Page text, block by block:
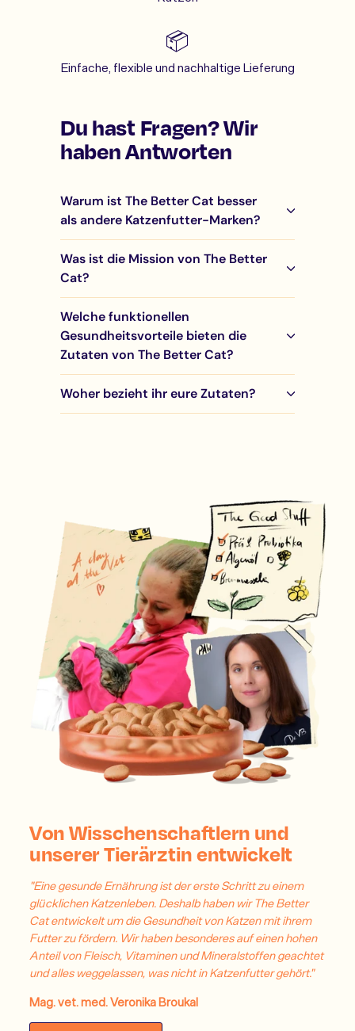
📦
Einfache, flexible und nachhaltige Lieferung
Du hast Fragen? Wir
haben Antworten
Warum ist The Better Cat besser
als andere Katzenfutter-Marken?
Was ist die Mission von The Better
Cat?
Welche funktionellen
Gesundheitsvorteile bieten die
Zutaten von The Better Cat?
Woher bezieht ihr eure Zutaten?
Von Wisschenschaftlern und
unserer Tierärztin entwickelt
"Eine gesunde Ernährung ist der erste Schritt zu einem
glücklichen Katzenleben. Deshalb haben wir The Better
Cat entwickelt um die Gesundheit von Katzen mit ihrem
Futter zu fördern. Wir haben besonderes auf einen hohen
Anteil von Fleisch, Vitaminen und Mineralstoffen geachtet
und alles weggelassen, was nicht in Katzenfutter gehört."
Mag. vet. med. Veronika Broukal